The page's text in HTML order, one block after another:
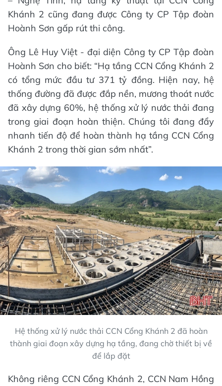
Khánh 2 cũng đang được Công ty CP Tập đoàn
Hoành Sơn gấp rút thi công.
Ông Lê Huy Việt - đại diện Công ty CP Tập đoàn
Hoành Sơn cho biết: “Hạ tầng CCN Cổng Khánh 2
có tổng mức đầu tư 371 tỷ đồng. Hiện nay, hệ
thống đường đã được đắp nền, mương thoát nước
đã xây dựng 60%, hệ thống xử lý nước thải đang
trong giai đoạn hoàn thiện. Chúng tôi đang đẩy
nhanh tiến độ để hoàn thành hạ tầng CCN Cổng
Khánh 2 trong thời gian sớm nhất”.
Hệ thống xử lý nước thải CCN Cổng Khánh 2 đã hoàn
thành giai đoạn xây dựng hạ tầng, đang chờ thiết bị về
để lắp đặt
Không riêng CCN Cổng Khánh 2, CCN Nam Hồng